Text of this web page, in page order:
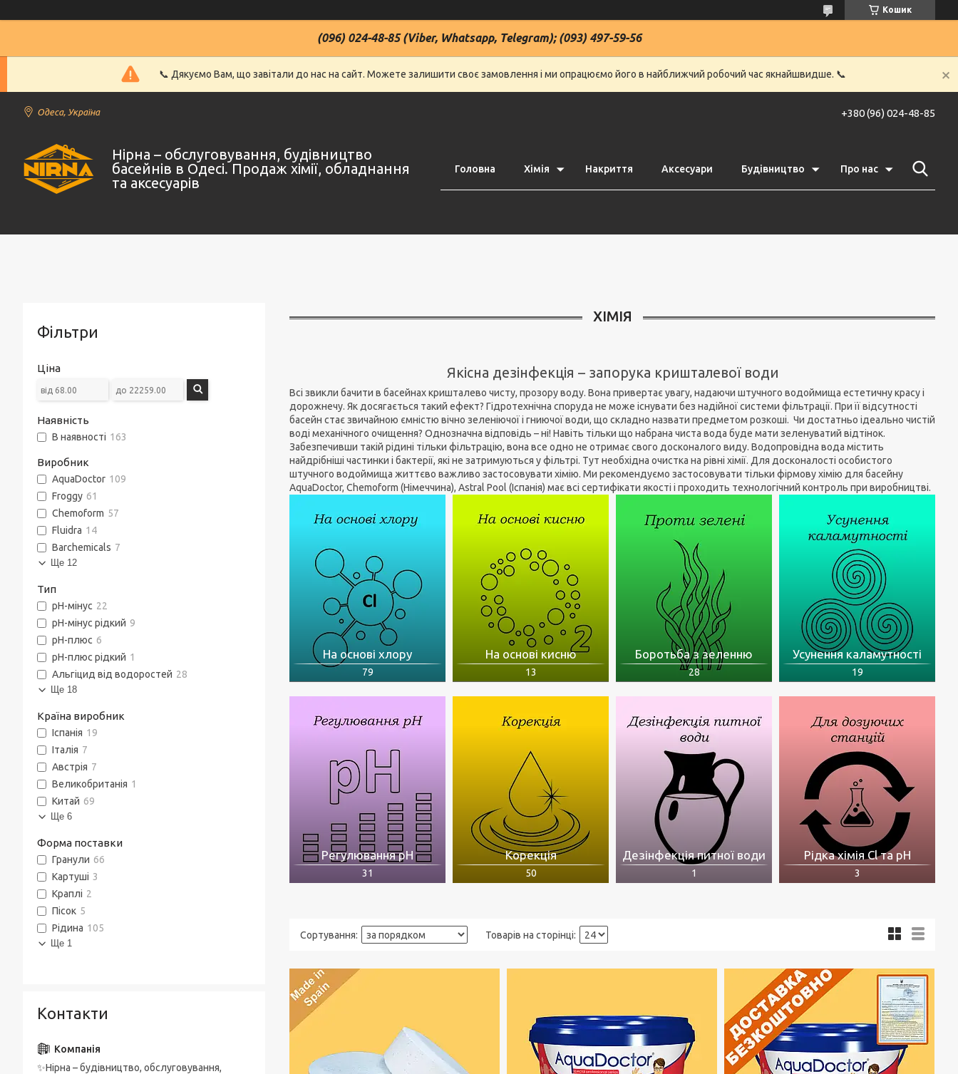
Кошик
(096) 024-48-85 (Viber, Whatsapp, Telegram); (093) 497-59-56
📞 Дякуємо Вам, що завітали до нас на сайт. Можете залишити своє замовлення і ми опрацюємо його в найближчий робочий час якнайшвидше. 📞
Одеса, Україна +380 (96) 024-48-85
Нірна – обслуговування, будівництво
басейнів в Одесі. Продаж хімії, обладнання
та аксесуарів
Головна Хімія Накриття Аксесуари Будівництво Про нас
ХІМІЯ
Якісна дезінфекція – запорука кришталевої води
Всі звикли бачити в басейнах кришталево чисту, прозору воду. Вона привертає увагу, надаючи штучного водоймища естетичну красу і
дорожнечу. Як досягається такий ефект? Гідротехнічна споруда не може існувати без надійної системи фільтрації. При її відсутності
басейн стає звичайною ємністю вічно зеленіючої і гниючої води, що складно назвати предметом розкоші. Чи достатньо ідеально чистій
воді механічного очищення? Однозначна відповідь – ні! Навіть тільки що набрана чиста вода буде мати зеленуватий відтінок.
Забезпечивши такій рідині тільки фільтрацію, вона все одно не отримає свого досконалого виду. Водопровідна вода містить
найдрібніші частинки і бактерії, які не затримуються у фільтрі. Тут необхідна очистка на рівні хімії. Для досконалості особистого
штучного водоймища життєво важливо застосовувати хімію. Ми рекомендуємо застосовувати тільки фірмову хімію для басейну
AquaDoctor, Chemoform (Німеччина), Astral Pool (Іспанія) має всі сертифікати якості і проходить технологічний контроль при виробництві.
На основі хлору
79
На основі кисню
13
Боротьба з зеленню
28
Усунення каламутності
19
Регулювання pH
31
Корекція
50
Дезінфекція питної води
1
Рідка хімія Cl та pH
3
Фільтри
Ціна
Наявність
В наявності 163
Виробник
AquaDoctor 109
Froggy 61
Chemoform 57
Fluidra 14
Barchemicals 7
Ще 12
Тип
pH-мінус 22
pH-мінус рідкий 9
pH-плюс 6
pH-плюс рідкий 1
Альгіцид від водоростей 28
Ще 18
Країна виробник
Іспанія 19
Італія 7
Австрія 7
Великобританія 1
Китай 69
Ще 6
Форма поставки
Гранули 66
Картуші 3
Краплі 2
Пісок 5
Рідина 105
Ще 1
Контакти
✨Нірна – будівництво, обслуговування,